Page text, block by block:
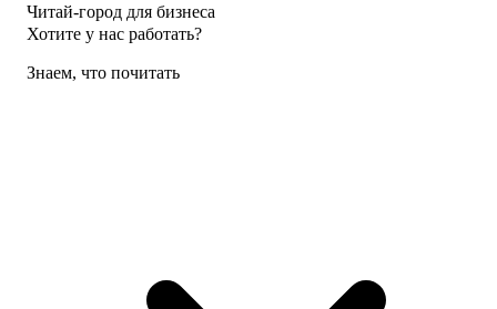
Читай-город для бизнеса
Хотите у нас работать?
Знаем, что почитать